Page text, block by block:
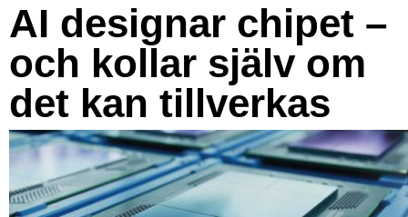
AI designar chipet –
och kollar själv om
det kan tillverkas